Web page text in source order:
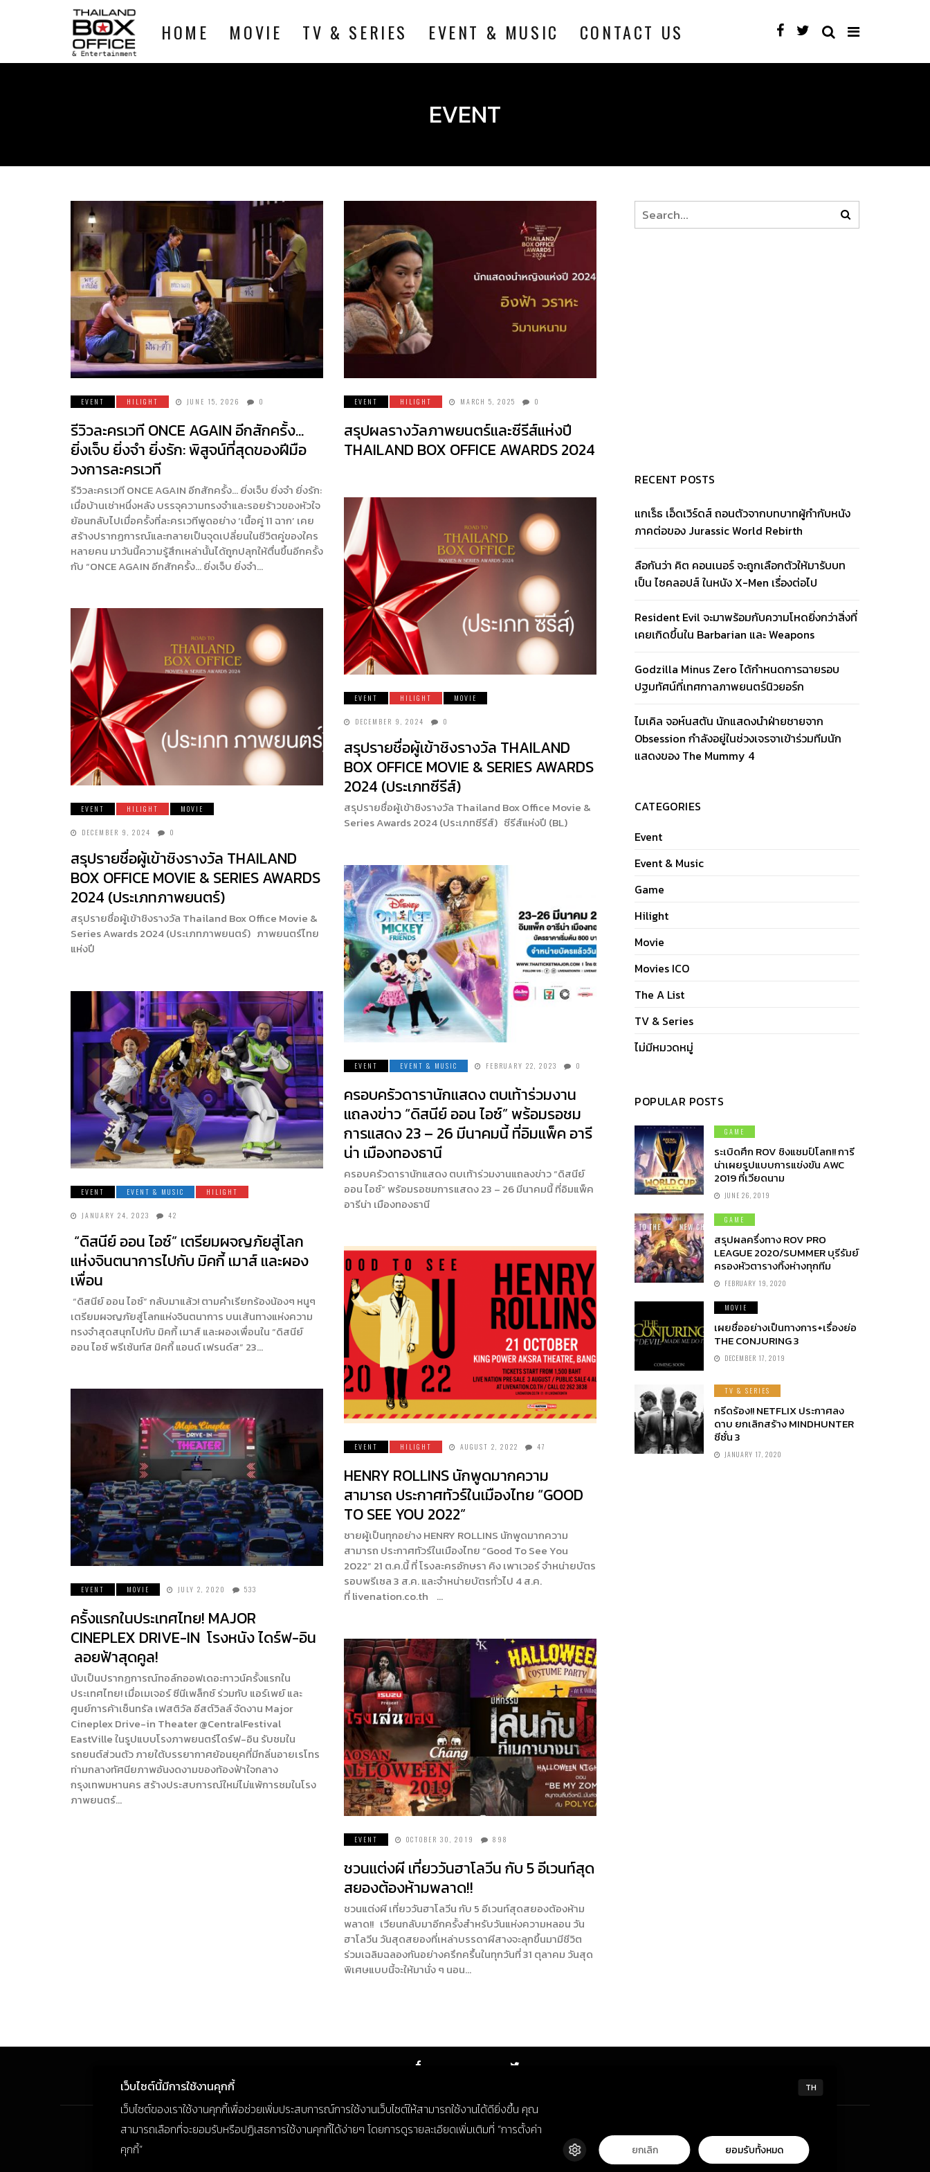
HOME MOVIE TV & SERIES EVENT & MUSIC CONTACT US
EVENT
EVENT HILIGHT JUNE 15, 2026 0
รีวิวละครเวที ONCE AGAIN อีกสักครั้ง…
ยิ่งเจ็บ ยิ่งจำ ยิ่งรัก: พิสูจน์ที่สุดของฝีมือ
วงการละครเวที
รีวิวละครเวที ONCE AGAIN อีกสักครั้ง… ยิ่งเจ็บ ยิ่งจำ ยิ่งรัก:
เมื่อบ้านเช่าหนึ่งหลัง บรรจุความทรงจำและรอยร้าวของหัวใจ
ย้อนกลับไปเมื่อครั้งที่ละครเวทีพูดอย่าง ‘เนื้อคู่ 11 ฉาก’ เคย
สร้างปรากฏการณ์และกลายเป็นจุดเปลี่ยนในชีวิตคู่ของใคร
หลายคน มาวันนี้ความรู้สึกเหล่านั้นได้ถูกปลุกให้ตื่นขึ้นอีกครั้ง
กับ “ONCE AGAIN อีกสักครั้ง… ยิ่งเจ็บ ยิ่งจำ…
EVENT HILIGHT MARCH 5, 2025 0
สรุปผลรางวัลภาพยนตร์และซีรีส์แห่งปี
THAILAND BOX OFFICE AWARDS 2024
EVENT HILIGHT MOVIE
DECEMBER 9, 2024 0
สรุปรายชื่อผู้เข้าชิงรางวัล THAILAND
BOX OFFICE MOVIE & SERIES AWARDS
2024 (ประเภทซีรีส์)
สรุปรายชื่อผู้เข้าชิงรางวัล Thailand Box Office Movie &
Series Awards 2024 (ประเภทซีรีส์) ซีรีส์แห่งปี (BL)
EVENT HILIGHT MOVIE
DECEMBER 9, 2024 0
สรุปรายชื่อผู้เข้าชิงรางวัล THAILAND
BOX OFFICE MOVIE & SERIES AWARDS
2024 (ประเภทภาพยนตร์)
สรุปรายชื่อผู้เข้าชิงรางวัล Thailand Box Office Movie &
Series Awards 2024 (ประเภทภาพยนตร์) ภาพยนตร์ไทย
แห่งปี
EVENT EVENT & MUSIC FEBRUARY 22, 2023 0
ครอบครัวดารานักแสดง ตบเท้าร่วมงาน
แถลงข่าว “ดิสนีย์ ออน ไอซ์” พร้อมรอชม
การแสดง 23 – 26 มีนาคมนี้ ที่อิมแพ็ค อารี
น่า เมืองทองธานี
ครอบครัวดารานักแสดง ตบเท้าร่วมงานแถลงข่าว “ดิสนีย์
ออน ไอซ์” พร้อมรอชมการแสดง 23 – 26 มีนาคมนี้ ที่อิมแพ็ค
อารีน่า เมืองทองธานี
EVENT EVENT & MUSIC HILIGHT
JANUARY 24, 2023 42
“ดิสนีย์ ออน ไอซ์” เตรียมผจญภัยสู่โลก
แห่งจินตนาการไปกับ มิคกี้ เมาส์ และผอง
เพื่อน
“ดิสนีย์ ออน ไอซ์” กลับมาแล้ว! ตามคำเรียกร้องน้องๆ หนูๆ
เตรียมผจญภัยสู่โลกแห่งจินตนาการ บนเส้นทางแห่งความ
ทรงจำสุดสนุกไปกับ มิคกี้ เมาส์ และผองเพื่อนใน “ดิสนีย์
ออน ไอซ์ พรีเซ้นท์ส มิคกี้ แอนด์ เฟรนด์ส” 23…
EVENT HILIGHT AUGUST 2, 2022 47
HENRY ROLLINS นักพูดมากความ
สามารถ ประกาศทัวร์ในเมืองไทย “GOOD
TO SEE YOU 2022”
ชายผู้เป็นทุกอย่าง HENRY ROLLINS นักพูดมากความ
สามารถ ประกาศทัวร์ในเมืองไทย “Good To See You
2022” 21 ต.ค.นี้ ที่ โรงละครอักษรา คิง เพาเวอร์ จำหน่ายบัตร
รอบพรีเซล 3 ส.ค. และจำหน่ายบัตรทั่วไป 4 ส.ค.
ที่ livenation.co.th …
EVENT MOVIE JULY 2, 2020 533
ครั้งแรกในประเทศไทย! MAJOR
CINEPLEX DRIVE-IN โรงหนัง ไดร์ฟ-อิน
ลอยฟ้าสุดคูล!
นับเป็นปรากฏการณ์ทอล์กออฟเดอะทาวน์ครั้งแรกใน
ประเทศไทย! เมื่อเมเจอร์ ซีนีเพล็กซ์ ร่วมกับ แอร์เพย์ และ
ศูนย์การค้าเซ็นทรัล เฟสติวัล อีสต์วิลล์ จัดงาน Major
Cineplex Drive-in Theater @CentralFestival
EastVille ในรูปแบบโรงภาพยนตร์ไดร์ฟ-อิน รับชมใน
รถยนต์ส่วนตัว ภายใต้บรรยากาศย้อนยุคที่มีกลิ่นอายเรโทร
ท่ามกลางทัศนียภาพอันงดงามของท้องฟ้าใจกลาง
กรุงเทพมหานคร สร้างประสบการณ์ใหม่ไม่แพ้การชมในโรง
ภาพยนตร์…
EVENT OCTOBER 30, 2019 898
ชวนแต่งผี เที่ยววันฮาโลวีน กับ 5 อีเวนท์สุด
สยองต้องห้ามพลาด!!
ชวนแต่งผี เที่ยววันฮาโลวีน กับ 5 อีเวนท์สุดสยองต้องห้าม
พลาด!! เวียนกลับมาอีกครั้งสำหรับวันแห่งความหลอน วัน
ฮาโลวีน วันสุดสยองที่เหล่าบรรดาผีสางจะลุกขึ้นมามีชีวิต
ร่วมเฉลิมฉลองกันอย่างครึกครื้นในทุกวันที่ 31 ตุลาคม วันสุด
พิเศษแบบนี้จะให้มานั่ง ๆ นอน…
RECENT POSTS
แกเร็ธ เอ็ดเวิร์ดส์ ถอนตัวจากบทบาทผู้กำกับหนัง
ภาคต่อของ Jurassic World Rebirth
ลือกันว่า คิต คอนเนอร์ จะถูกเลือกตัวให้มารับบท
เป็น ไซคลอปส์ ในหนัง X-Men เรื่องต่อไป
Resident Evil จะมาพร้อมกับความโหดยิ่งกว่าสิ่งที่
เคยเกิดขึ้นใน Barbarian และ Weapons
Godzilla Minus Zero ได้กำหนดการฉายรอบ
ปฐมทัศน์ที่เทศกาลภาพยนตร์นิวยอร์ก
ไมเคิล จอห์นสตัน นักแสดงนำฝ่ายชายจาก
Obsession กำลังอยู่ในช่วงเจรจาเข้าร่วมทีมนัก
แสดงของ The Mummy 4
CATEGORIES
Event
Event & Music
Game
Hilight
Movie
Movies ICO
The A List
TV & Series
ไม่มีหมวดหมู่
POPULAR POSTS
GAME
ระเบิดศึก ROV ชิงแชมป์โลก!! การี
น่าเผยรูปแบบการแข่งขัน AWC
2019 ที่เวียดนาม
JUNE 26, 2019
GAME
สรุปผลครึ่งทาง ROV PRO
LEAGUE 2020/SUMMER บุรีรัมย์
ครองหัวตารางทิ้งห่างทุกทีม
FEBRUARY 19, 2020
MOVIE
เผยชื่ออย่างเป็นทางการ+เรื่องย่อ
THE CONJURING 3
DECEMBER 17, 2019
TV & SERIES
กรีดร้อง!! NETFLIX ประกาศลง
ดาบ ยกเลิกสร้าง MINDHUNTER
ซีซั่น 3
JANUARY 17, 2020
TH
เว็บไซต์นี้มีการใช้งานคุกกี้
เว็บไซต์ของเราใช้งานคุกกี้เพื่อช่วยเพิ่มประสบการณ์การใช้งานเว็บไซต์ให้สามารถใช้งานได้ดียิ่งขึ้น คุณ
สามารถเลือกที่จะยอมรับหรือปฏิเสธการใช้งานคุกกี้ได้ง่ายๆ โดยการดูรายละเอียดเพิ่มเติมที่ “การตั้งค่า
คุกกี้”
ยกเลิก ยอมรับทั้งหมด